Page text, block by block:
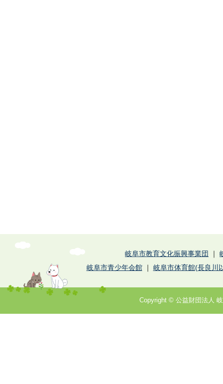
岐阜市教育文化振興事業団 ｜
岐阜市青少年会館｜ 岐阜市体育館(長良川
Copyright © 公益財団法人